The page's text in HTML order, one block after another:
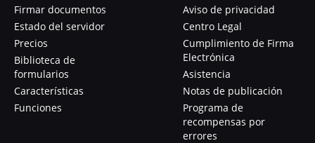
Firmar documentos
Estado del servidor
Precios
Biblioteca de
formularios
Características
Funciones
Aviso de privacidad
Centro Legal
Cumplimiento de Firma
Electrónica
Asistencia
Notas de publicación
Programa de
recompensas por
errores